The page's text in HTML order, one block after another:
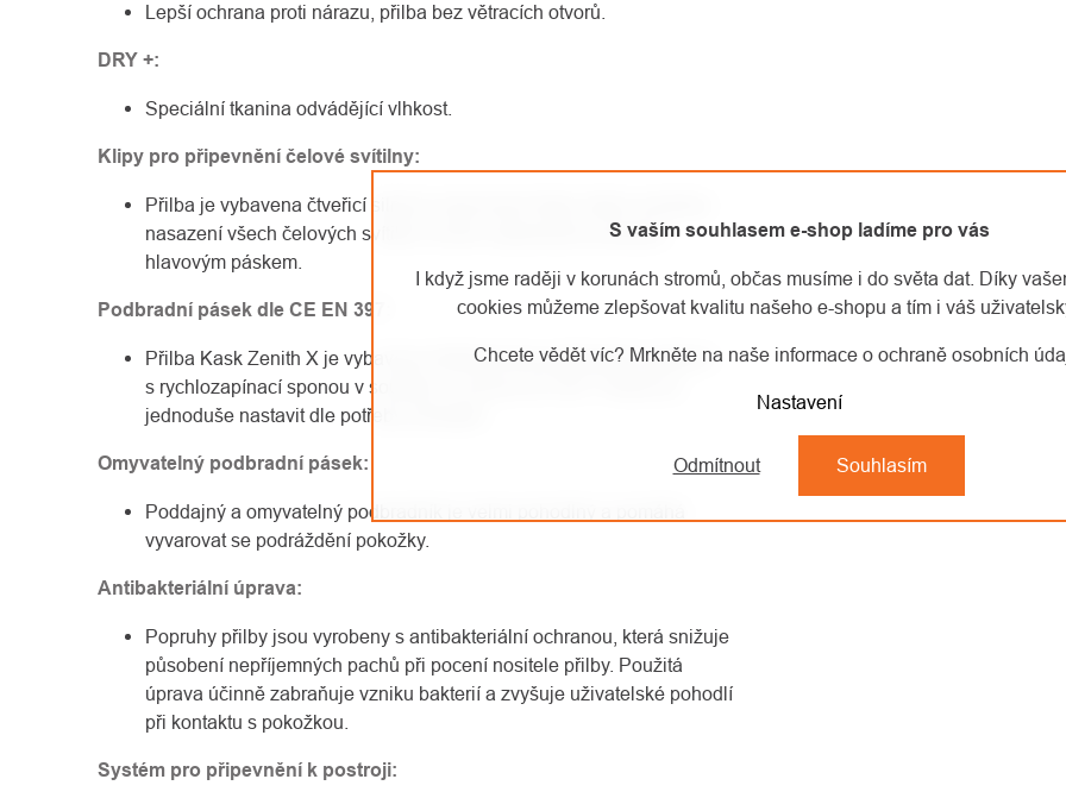
S vaším souhlasem e-shop ladíme pro vás
I když jsme raději v korunách stromů, občas musíme i do světa dat. Díky
cookies můžeme zlepšovat kvalitu našeho e-shopu a tím i váš
Chcete vědět víc? Mrkněte na naše informace o ochraně osobních
Nastavení
Odmítnout Souhlasím
Lepší ochrana proti nárazu, přilba bez větracích otvorů.
DRY +:
Speciální tkanina odvádějící vlhkost.
Klipy pro připevnění čelové svítilny:
Přilba je vybavena čtveřicí silných nylonových klipů, které umožňují
nasazení všech čelových svítilen na trhu vybavených pružným
hlavovým páskem.
Podbradní pásek dle CE EN 397:
Přilba Kask Zenith X je vybavena čtyřbodovým podbradním páskem
s rychlozapínací sponou v souladu s normou EN 397. Pásek lze
jednoduše nastavit dle potřeby uživatele.
Omyvatelný podbradní pásek:
Poddajný a omyvatelný podbradník je velmi pohodlný a pomáhá
vyvarovat se podráždění pokožky.
Antibakteriální úprava:
Popruhy přilby jsou vyrobeny s antibakteriální ochranou, která snižuje
působení nepříjemných pachů při pocení nositele přilby. Použitá
úprava účinně zabraňuje vzniku bakterií a zvyšuje uživatelské pohodlí
při kontaktu s pokožkou.
Systém pro připevnění k postroji: